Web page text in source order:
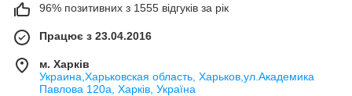
96% позитивних з 1555 відгуків за рік
Працює з 23.04.2016
м. Харків
Украина,Харьковская область, Харьков,ул.Академика
Павлова 120а, Харків, Україна